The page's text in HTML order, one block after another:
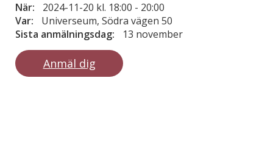
När: 2024-11-20 kl. 18:00 - 20:00
Var:
Universeum, Södra vägen 50
Sista anmälningsdag:
13 november
Anmäl dig